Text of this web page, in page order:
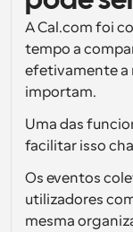
Fluxos de
Blogue
Mantenha-
Reunião
Links de
A Cal.com foi
tempo a
efetivamente a
importam.
Uma das
facilitar isso
Os eventos
utilizadores
mesma